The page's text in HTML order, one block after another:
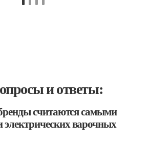
и ответы:
считаются самыми
варочных